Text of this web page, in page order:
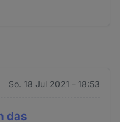
So. 18 Jul 2021 - 18:53
das